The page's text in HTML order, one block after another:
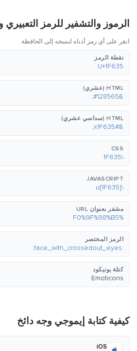
الرموز والتشفير للرمز التعبيري
انقر على أي رمز أدناه لنسخه إلى الحافظة.
نقطة الرمز
U+1F635
HTML (عشري)
&#128565;
HTML (سداسي عشري)
&#x1F635;
CSS
\1F635
JAVASCRIPT
\u{1F635}
مشفر بعنوان URL
%F0%9F%98%B5
الرمز المختصر
:face_with_crossedout_eyes:
كتلة يونيكود
Emoticons
كيفية كتابة إيموجي وجه دائخ
iOS